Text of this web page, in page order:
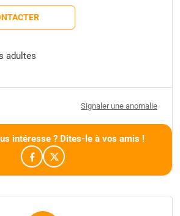
adultes
Signaler une anomalie
intéresse ? Dites-le à vos amis !